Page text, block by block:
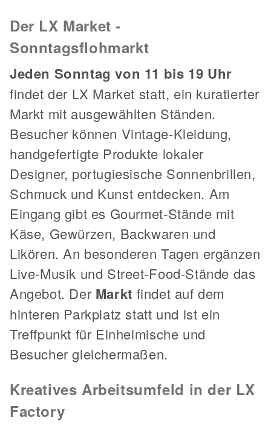
Der LX Market -
Sonntagsflohmarkt
Jeden Sonntag von 11 bis 19 Uhr
findet der LX Market statt, ein kuratierter
Markt mit ausgewählten Ständen.
Besucher können Vintage-Kleidung,
handgefertigte Produkte lokaler
Designer, portugiesische Sonnenbrillen,
Schmuck und Kunst entdecken. Am
Eingang gibt es Gourmet-Stände mit
Käse, Gewürzen, Backwaren und
Likören. An besonderen Tagen ergänzen
Live-Musik und Street-Food-Stände das
Angebot. Der Markt findet auf dem
hinteren Parkplatz statt und ist ein
Treffpunkt für Einheimische und
Besucher gleichermaßen.
Kreatives Arbeitsumfeld in der LX
Factory